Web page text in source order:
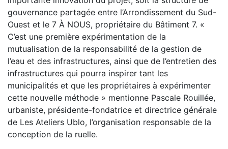
gouvernance partagée entre l’Arrondissement du Sud-
Ouest et le 7 À NOUS, propriétaire du Bâtiment 7. «
C’est une première expérimentation de la
mutualisation de la responsabilité de la gestion de
l’eau et des infrastructures, ainsi que de l’entretien des
infrastructures qui pourra inspirer tant les
municipalités et que les propriétaires à expérimenter
cette nouvelle méthode » mentionne Pascale Rouillée,
urbaniste, présidente-fondatrice et directrice générale
de Les Ateliers Ublo, l’organisation responsable de la
conception de la ruelle.